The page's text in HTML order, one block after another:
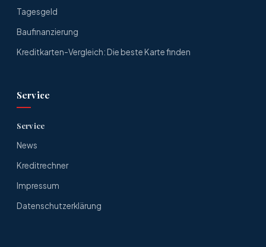
Tagesgeld
Baufinanzierung
Kreditkarten-Vergleich: Die beste Karte finden
Service
Service
News
Kreditrechner
Impressum
Datenschutzerklärung